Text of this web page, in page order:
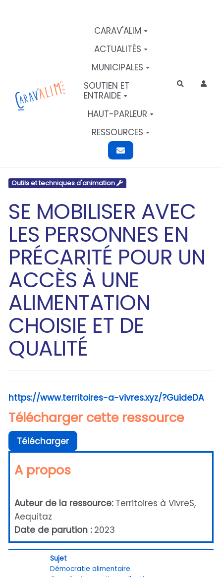
CARAV'ALIM
ACTUALITÉS
MUNICIPALES
SOUTIEN ET
ENTRAIDE
HAUT-PARLEUR
RESSOURCES
Rechercher
Outils et techniques d'animation
SE MOBILISER AVEC
LES PERSONNES EN
PRÉCARITÉ POUR UN
ACCÈS À UNE
ALIMENTATION
CHOISIE ET DE
QUALITÉ
https://www.territoires-a-vivres.xyz/?GuideDA
Télécharger cette ressource
Télécharger
A propos
Auteur de la ressource: Territoires à VivreS,
Aequitaz
Date de parution : 2023
Sujet
Démocratie alimentaire